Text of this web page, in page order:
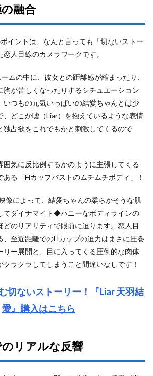
融合
イントは、なんと言っても「切ないストー
人目線のカメラワークです。
ムの中に、彼女との距離感が縮まったり、
胸が苦しくなったりするシチュエーション
いつもの元気いっぱいの結愛ちゃんとは少
、どこか嘘（Liar）を抱えているような表情
独占欲をこれでもかと刺激してくるので
囲気に反比例するかのように主張してくる
る「Hカップバストのムチムチボディ」！
像によって、結愛ちゃんの柔らかそうな肌
てダイナマイト◆ハニーなボディラインの
どのリアリティで眼前に迫ります。恋人目
、至近距離でのHカップの迫力はまさに圧巻
リー展開と、目に入ってくる圧倒的な肉体
ラクラしてしまうこと間違いなしです！
切ないストーリー！『Liar 天羽結
愛』購入はこちら
リアルな反響